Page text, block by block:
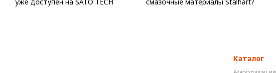
уже доступен на SATO TECH
смазочные материалы Stalhart?
Каталог